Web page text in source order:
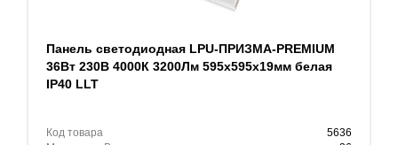
Панель светодиодная LPU-ПРИЗМА-PREMIUM
36Вт 230В 4000К 3200Лм 595х595х19мм белая
IP40 LLT
Код товара
5636